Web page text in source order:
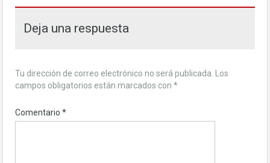
Deja una respuesta
Tu dirección de correo electrónico no será publicada.
Los
campos obligatorios están marcados con *
Comentario *